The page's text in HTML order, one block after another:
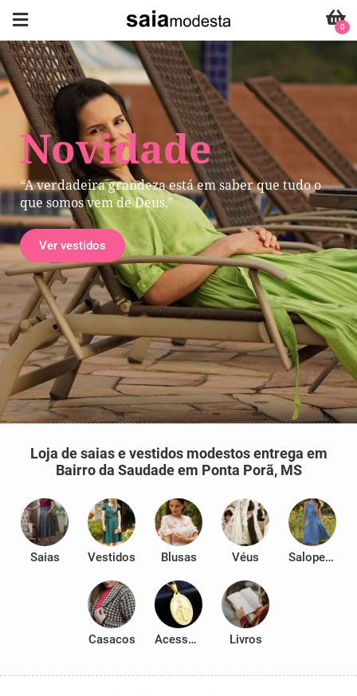
Novidade
“A verdadeira grandeza está em saber que tudo o
que somos vem de Deus."
Ver vestidos
0
Loja de saias e vestidos modestos entrega em
Bairro da Saudade em Ponta Porã, MS
Saias Vestidos Blusas Véus Salopetes
Casacos Acessórios Livros